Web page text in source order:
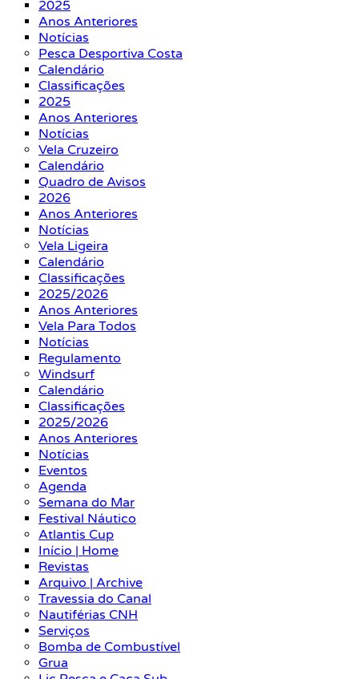
2025
Anos Anteriores
Notícias
Pesca Desportiva Costa
Calendário
Classificações
2025
Anos Anteriores
Notícias
Vela Cruzeiro
Calendário
Quadro de Avisos
2026
Anos Anteriores
Notícias
Vela Ligeira
Calendário
Classificações
2025/2026
Anos Anteriores
Vela Para Todos
Notícias
Regulamento
Windsurf
Calendário
Classificações
2025/2026
Anos Anteriores
Notícias
Eventos
Agenda
Semana do Mar
Festival Náutico
Atlantis Cup
Início | Home
Revistas
Arquivo | Archive
Travessia do Canal
Nautiférias CNH
Serviços
Bomba de Combustível
Grua